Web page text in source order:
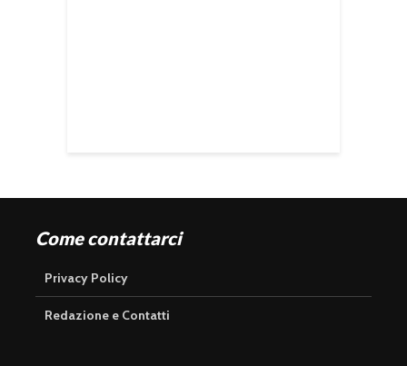
Come contattarci
Privacy Policy
Redazione e Contatti